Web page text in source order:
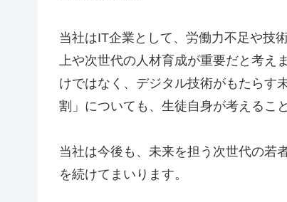
当社はIT企業として、労働力不足や技
上や次世代の人材育成が重要だと考
けではなく、デジタル技術がもたらす
割」についても、生徒自身が考えるこ
当社は今後も、未来を担う次世代の若
を続けてまいります。